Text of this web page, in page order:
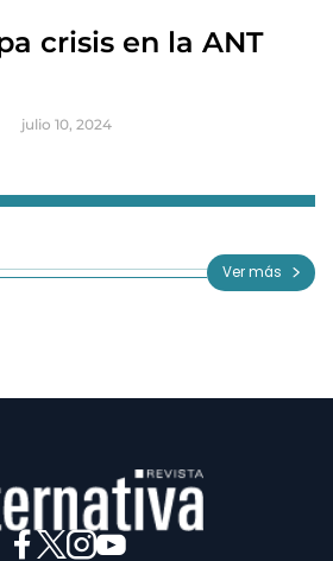
crisis en la ANT
julio 10, 2024
Ver más